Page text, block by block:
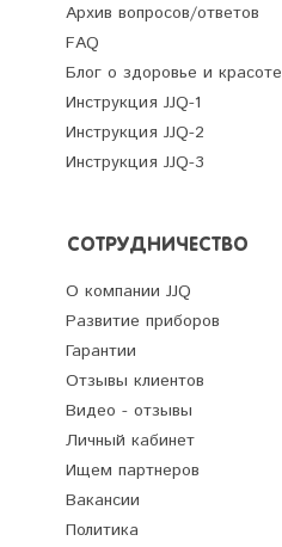
Архив вопросов/ответов
FAQ
Блог о здоровье и красоте
Инструкция JJQ-1
Инструкция JJQ-2
Инструкция JJQ-3
СОТРУДНИЧЕСТВО
О компании JJQ
Развитие приборов
Гарантии
Отзывы клиентов
Видео - отзывы
Личный кабинет
Ищем партнеров
Вакансии
Политика